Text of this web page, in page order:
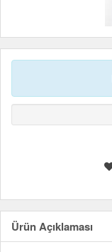
Ürün Açıklaması